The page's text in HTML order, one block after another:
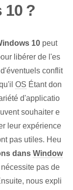
10 ?
10 peut
libérer de l'es
conflit
OS Étant don
d'applicatio
souhaiter e
leur expérience
pas utiles. Heu
dans Window
pas de
nous expli